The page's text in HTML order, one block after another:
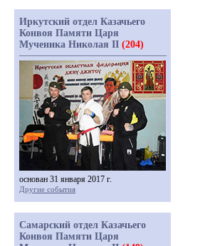
Иркутский отдел Казачьего
Конвоя Памяти Царя
Мученика Николая II (204)
основан 31 января 2017 г.
Другие события
Самарский отдел Казачьего
Конвоя Памяти Царя